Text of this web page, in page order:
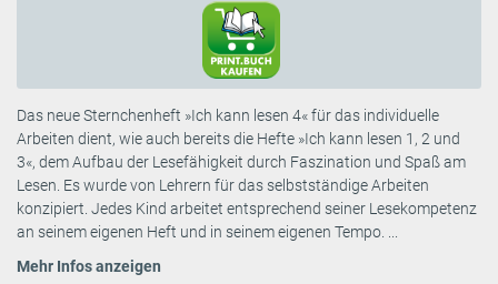
Das neue Sternchenheft »Ich kann lesen 4« für das individuelle
Arbeiten dient, wie auch bereits die Hefte »Ich kann lesen 1, 2 und
3«, dem Aufbau der Lesefähigkeit durch Faszination und Spaß am
Lesen. Es wurde von Lehrern für das selbstständige Arbeiten
konzipiert. Jedes Kind arbeitet entsprechend seiner Lesekompetenz
an seinem eigenen Heft und in seinem eigenen Tempo. ...
Mehr Infos anzeigen